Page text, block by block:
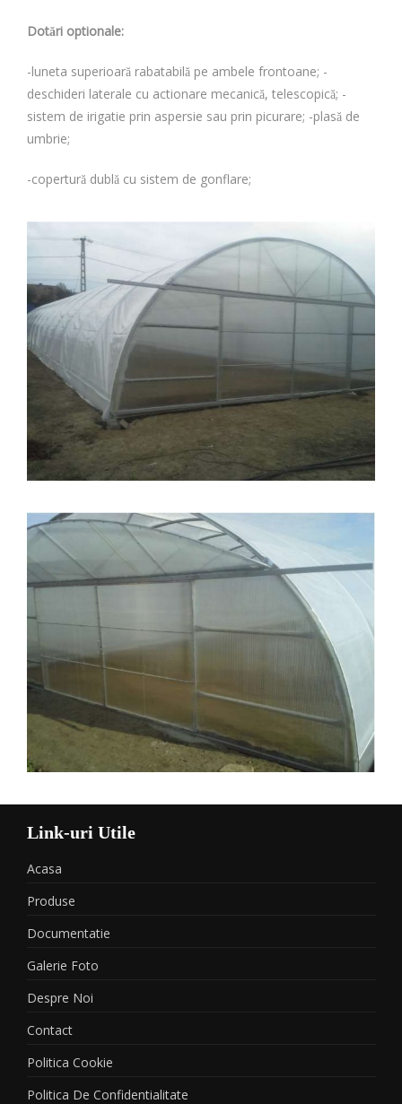
Dotări optionale:
-luneta superioară rabatabilă pe ambele frontoane; -
deschideri laterale cu actionare mecanică, telescopică; -
sistem de irigatie prin aspersie sau prin picurare; -plasă de
umbrie;
-copertură dublă cu sistem de gonflare;
Link-uri Utile
Acasa
Produse
Documentatie
Galerie Foto
Despre Noi
Contact
Politica Cookie
Politica De Confidentialitate